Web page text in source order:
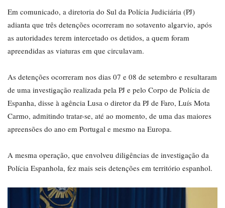
Em comunicado, a diretoria do Sul da Polícia Judiciária (PJ)
adianta que três detenções ocorreram no sotavento algarvio, após
as autoridades terem intercetado os detidos, a quem foram
apreendidas as viaturas em que circulavam.
As detenções ocorreram nos dias 07 e 08 de setembro e resultaram
de uma investigação realizada pela PJ e pelo Corpo de Polícia de
Espanha, disse à agência Lusa o diretor da PJ de Faro, Luís Mota
Carmo, admitindo tratar-se, até ao momento, de uma das maiores
apreensões do ano em Portugal e mesmo na Europa.
A mesma operação, que envolveu diligências de investigação da
Polícia Espanhola, fez mais seis detenções em território espanhol.